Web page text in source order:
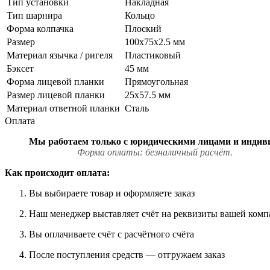
Тип шарнира
Кольцо
Форма колпачка
Плоский
Размер
100х75х2.5 мм
Материал язычка / ригеля
Пластиковый
Бэксет
45 мм
Форма лицевой планки
Прямоугольная
Размер лицевой планки
25x57.5 мм
Материал ответной планки Сталь
Оплата
Мы работаем только с
Форма оплаты: безналичный расчёт.
Как происходит оплата:
Вы выбираете товар и оформляете заказ
Наш менеджер выставляет счёт на реквизиты вашей
Вы оплачиваете счёт с расчётного счёта
После поступления средств — отгружаем заказ